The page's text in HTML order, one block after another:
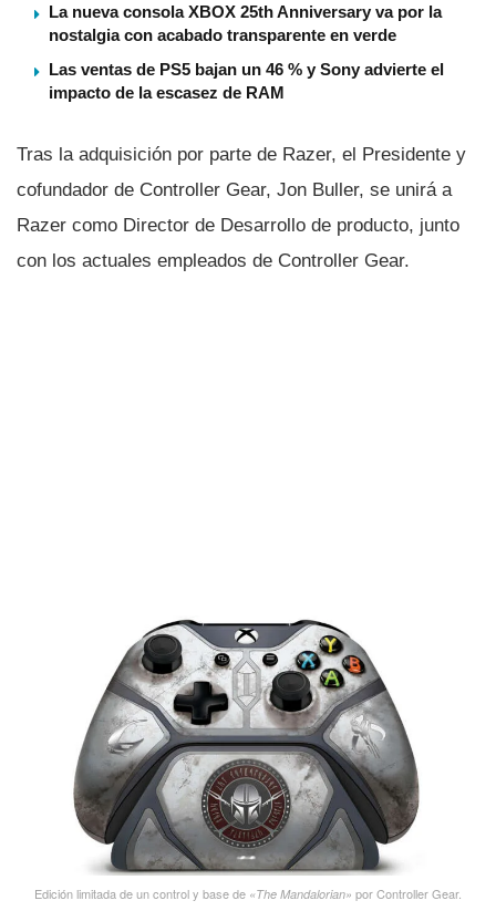
La nueva consola XBOX 25th Anniversary va por la
nostalgia con acabado transparente en verde
Las ventas de PS5 bajan un 46 % y Sony advierte el
impacto de la escasez de RAM
Tras la adquisición por parte de Razer, el Presidente y
cofundador de Controller Gear, Jon Buller, se unirá a
Razer como Director de Desarrollo de producto, junto
con los actuales empleados de Controller Gear.
Edición limitada de un control y base de «The Mandalorian» por Controller Gear.